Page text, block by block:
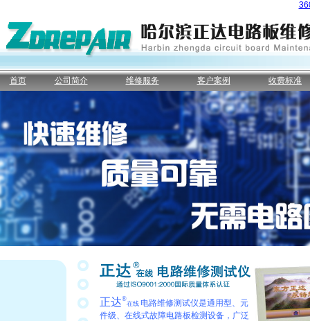
首页 公司简介 维修服务 客户案例 收费标准
正达®
在线 电路维修测试仪是通用型、元
件级、在线式故障电路板检测设备，广泛